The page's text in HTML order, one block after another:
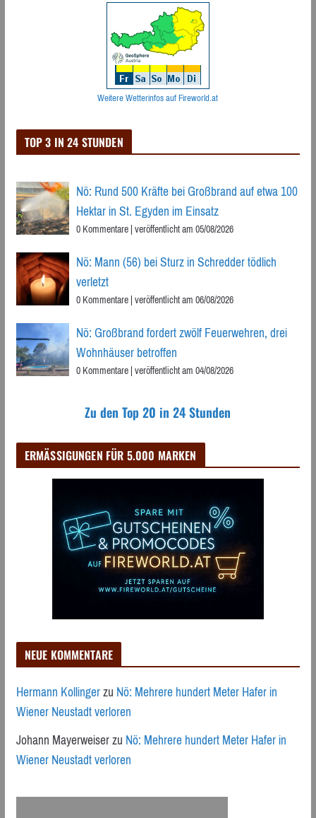
Weitere Wetterinfos auf Fireworld.at
TOP 3 IN 24 STUNDEN
Nö: Rund 500 Kräfte bei Großbrand auf etwa 100
Hektar in St. Egyden im Einsatz
0 Kommentare|veröffentlicht am 05/08/2026
Nö: Mann (56) bei Sturz in Schredder tödlich
verletzt
0 Kommentare|veröffentlicht am 06/08/2026
Nö: Großbrand fordert zwölf Feuerwehren, drei
Wohnhäuser betroffen
0 Kommentare|veröffentlicht am 04/08/2026
Zu den Top 20 in 24 Stunden
ERMÄSSIGUNGEN FÜR 5.000 MARKEN
NEUE KOMMENTARE
Hermann KollingerzuNö: Mehrere hundert Meter Hafer in
Wiener Neustadt verloren
Johann MayerweiserzuNö: Mehrere hundert Meter Hafer in
Wiener Neustadt verloren